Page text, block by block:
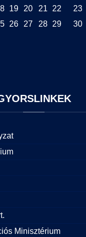
19 20 21 22
23
26 27 28 29
30
Minisztérium